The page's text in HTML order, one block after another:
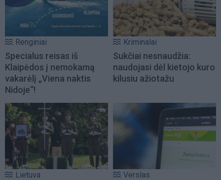
Renginiai
Specialus reisas iš
Klaipėdos į nemokamą
vakarėlį „Viena naktis
Nidoje“!
Kriminalai
Sukčiai nesnaudžia:
naudojasi dėl kietojo kuro
kilusiu ažiotažu
Lietuva Verslas